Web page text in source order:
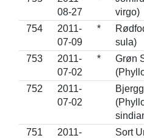
08-27
virgo)
754
2011-
07-09
*
sula)
753
2011-
07-02
*
Grøn
752
2011-
07-02
751
2011-
Sort